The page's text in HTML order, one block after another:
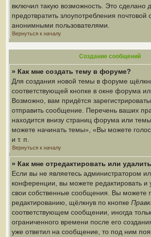
включил такую возможность. Это сделано
предотвратить злоупотребления почтовой
анонимными пользователями.
Вернуться к началу
Создание сообщений
» Как мне создать тему в форуме?
Для создания новой темы в форуме
соответствующей кнопке в окне форума
Возможно, вам придётся
отправить сообщение. Перечень ваших
находится внизу страниц форума или
можете начинать темы», «Вы можете
и т. п.
Вернуться к началу
» Как мне отредактировать или
Если вы не являетесь администратором
конференции, вы можете редактировать и
свои собственные сообщения. Вы можете
редактированию, щёлкнув по кнопке
соответствующем сообщении, иногда
ограниченного времени после его
уже ответил на сообщение, то под ним